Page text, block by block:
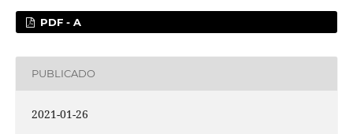
PDF - A
PUBLICADO
2021-01-26